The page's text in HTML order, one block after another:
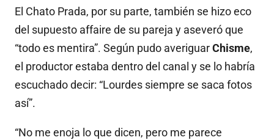
El Chato Prada, por su parte, también se hizo eco
del supuesto affaire de su pareja y aseveró que
“todo es mentira”. Según pudo averiguarChisme,
el productor estaba dentro del canal y se lo habría
escuchado decir: “Lourdes siempre se saca fotos
así”.
“No me enoja lo que dicen, pero me parece